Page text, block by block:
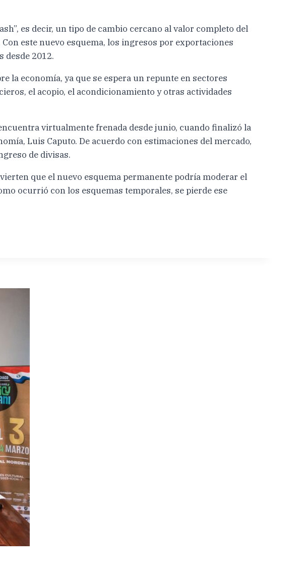
es decir, un tipo de cambio cercano al valor completo del
este nuevo esquema, los ingresos por exportaciones
desde 2012.
la economía, ya que se espera un repunte en sectores
el acopio, el acondicionamiento y otras actividades
virtualmente frenada desde junio, cuando finalizó la
Luis Caputo. De acuerdo con estimaciones del mercado,
de divisas.
que el nuevo esquema permanente podría moderar el
ocurrió con los esquemas temporales, se pierde ese